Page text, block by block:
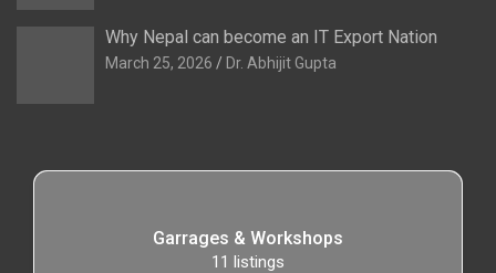
Why Nepal can become an IT Export Nation
March 25, 2026 Dr. Abhijit Gupta
Garrages & Workshops
11 listings